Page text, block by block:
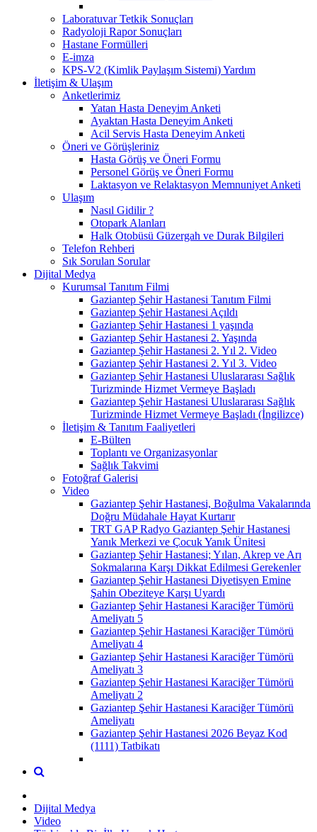
Laboratuvar Tetkik Sonuçları
Radyoloji Rapor Sonuçları
Hastane Formülleri
E-imza
KPS-V2 (Kimlik Paylaşım Sistemi) Yardım
İletişim & Ulaşım
Anketlerimiz
Yatan Hasta Deneyim Anketi
Ayaktan Hasta Deneyim Anketi
Acil Servis Hasta Deneyim Anketi
Öneri ve Görüşleriniz
Hasta Görüş ve Öneri Formu
Personel Görüş ve Öneri Formu
Laktasyon ve Relaktasyon Memnuniyet Anketi
Ulaşım
Nasıl Gidilir ?
Otopark Alanları
Halk Otobüsü Güzergah ve Durak Bilgileri
Telefon Rehberi
Sık Sorulan Sorular
Dijital Medya
Kurumsal Tanıtım Filmi
Gaziantep Şehir Hastanesi Tanıtım Filmi
Gaziantep Şehir Hastanesi Açıldı
Gaziantep Şehir Hastanesi 1 yaşında
Gaziantep Şehir Hastanesi 2. Yaşında
Gaziantep Şehir Hastanesi 2. Yıl 2. Video
Gaziantep Şehir Hastanesi 2. Yıl 3. Video
Gaziantep Şehir Hastanesi Uluslararası Sağlık
Turizminde Hizmet Vermeye Başladı
Gaziantep Şehir Hastanesi Uluslararası Sağlık
Turizminde Hizmet Vermeye Başladı (İngilizce)
İletişim & Tanıtım Faaliyetleri
E-Bülten
Toplantı ve Organizasyonlar
Sağlık Takvimi
Fotoğraf Galerisi
Video
Gaziantep Şehir Hastanesi, Boğulma Vakalarında
Doğru Müdahale Hayat Kurtarır
TRT GAP Radyo Gaziantep Şehir Hastanesi
Yanık Merkezi ve Çocuk Yanık Ünitesi
Gaziantep Şehir Hastanesi; Yılan, Akrep ve Arı
Sokmalarına Karşı Dikkat Edilmesi Gerekenler
Gaziantep Şehir Hastanesi Diyetisyen Emine
Şahin Obeziteye Karşı Uyardı
Gaziantep Şehir Hastanesi Karaciğer Tümörü
Ameliyatı 5
Gaziantep Şehir Hastanesi Karaciğer Tümörü
Ameliyatı 4
Gaziantep Şehir Hastanesi Karaciğer Tümörü
Ameliyatı 3
Gaziantep Şehir Hastanesi Karaciğer Tümörü
Ameliyatı 2
Gaziantep Şehir Hastanesi Karaciğer Tümörü
Ameliyatı
Gaziantep Şehir Hastanesi 2026 Beyaz Kod
(1111) Tatbikatı
Dijital Medya
Video